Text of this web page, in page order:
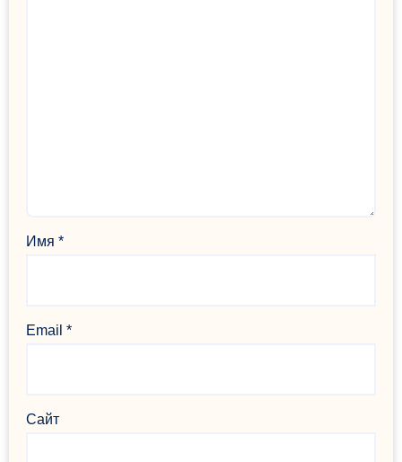
Имя*
Email*
Сайт